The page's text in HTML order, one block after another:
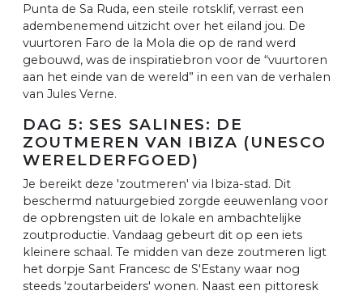
Punta de Sa Ruda, een steile rotsklif, verrast een
adembenemend uitzicht over het eiland jou. De
vuurtoren Faro de la Mola die op de rand werd
gebouwd, was de inspiratiebron voor de “vuurtoren
aan het einde van de wereld” in een van de verhalen
van Jules Verne.
DAG 5: SES SALINES: DE
ZOUTMEREN VAN IBIZA (UNESCO
WERELDERFGOED)
Je bereikt deze 'zoutmeren' via Ibiza-stad. Dit
beschermd natuurgebied zorgde eeuwenlang voor
de opbrengsten uit de lokale en ambachtelijke
zoutproductie. Vandaag gebeurt dit op een iets
kleinere schaal. Te midden van deze zoutmeren ligt
het dorpje Sant Francesc de S'Estany waar nog
steeds 'zoutarbeiders' wonen. Naast een pittoresk